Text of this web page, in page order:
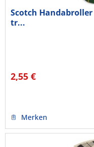
Scotch Handabroller
tr...
2,55 €
Merken